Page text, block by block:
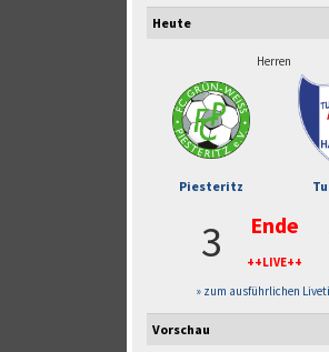
Heute
Herren
Piesteritz
3 Ende
++LIVE++
» zum ausführlichen
Vorschau